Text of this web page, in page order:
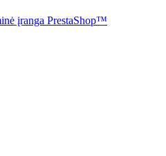
įranga PrestaShop™